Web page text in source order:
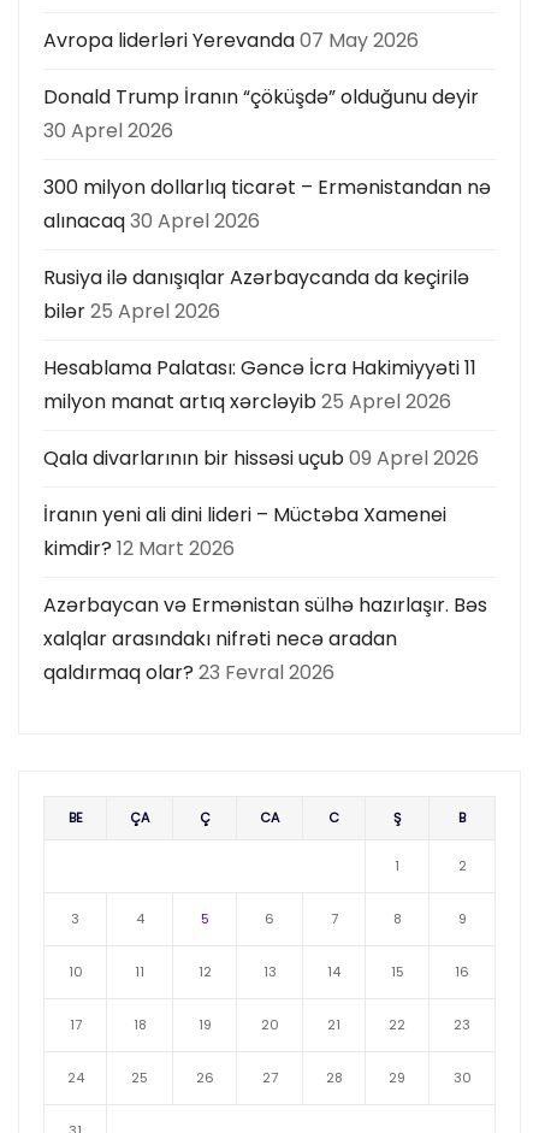
Avropa liderləri Yerevanda07 May 2026
Donald Trump İranın “çöküşdə” olduğunu deyir
30 Aprel 2026
300 milyon dollarlıq ticarət – Ermənistandan nə
alınacaq30 Aprel 2026
Rusiya ilə danışıqlar Azərbaycanda da keçirilə
bilər25 Aprel 2026
Hesablama Palatası: Gəncə İcra Hakimiyyəti 11
milyon manat artıq xərcləyib25 Aprel 2026
Qala divarlarının bir hissəsi uçub09 Aprel 2026
İranın yeni ali dini lideri – Müctəba Xamenei
kimdir? 12 Mart 2026
Azərbaycan və Ermənistan sülhə hazırlaşır. Bəs
xalqlar arasındakı nifrəti necə aradan
qaldırmaq olar? 23 Fevral 2026
BE ÇA Ç CA C Ş B
1 2
3 4 5 6 7 8 9
10 11 12 13 14 15 16
17 18 19 20 21 22 23
24 25 26 27 28 29 30